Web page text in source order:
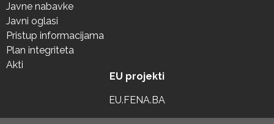
Javne nabavke
Javni oglasi
Pristup informacijama
Plan integriteta
Akti
EU projekti
EU.FENA.BA